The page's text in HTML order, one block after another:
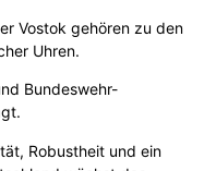
Vostok gehören zu den
Uhren.
Bundeswehr-
Robustheit und ein